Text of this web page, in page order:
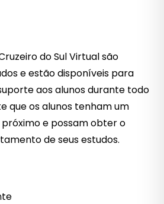
do Sul Virtual são
e estão disponíveis para
aos alunos durante todo
que os alunos tenham um
e possam obter o
de seus estudos.